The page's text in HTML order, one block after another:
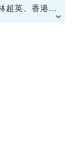
超英、香港天